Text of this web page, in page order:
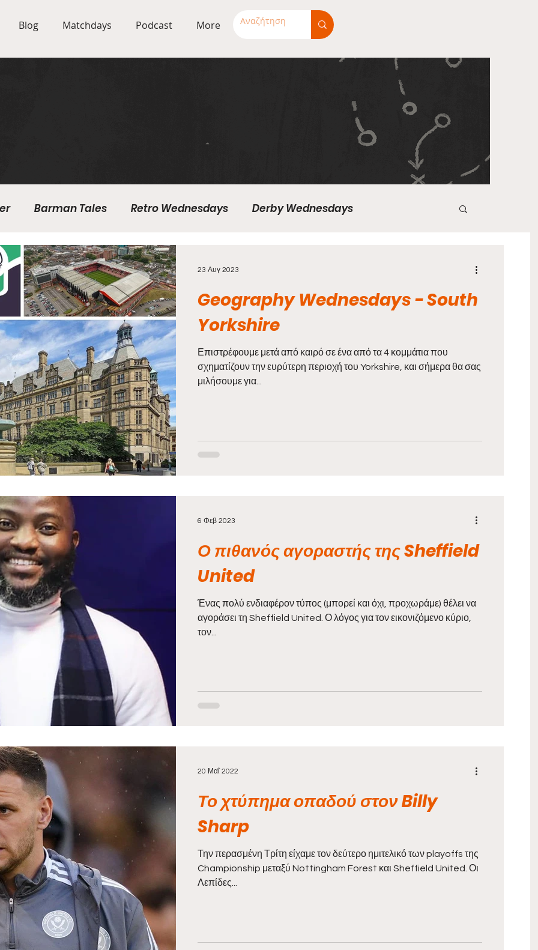
Blog Matchdays Podcast More
Barman Tales Retro Wednesdays Derby Wednesdays
Stadium Wednesdays
Geography Wednesdays - South
Yorkshire
Επιστρέφουμε μετά από καιρό σε ένα από τα 4 κομμάτια που
σχηματίζουν την ευρύτερη περιοχή του Yorkshire, και σήμερα θα σας
μιλήσουμε για...
23 Αυγ 2023
Ο πιθανός αγοραστής της Sheffield
United
Ένας πολύ ενδιαφέρον τύπος (μπορεί και όχι, προχωράμε) θέλει να
αγοράσει τη Sheffield United. Ο λόγος για τον εικονιζόμενο κύριο,
τον...
6 Φεβ 2023
Το χτύπημα οπαδού στον Billy
Sharp
Την περασμένη Τρίτη είχαμε τον δεύτερο ημιτελικό των playoffs της
Championship μεταξύ Nottingham Forest και Sheffield United. Οι
Λεπίδες...
20 Μαΐ 2022